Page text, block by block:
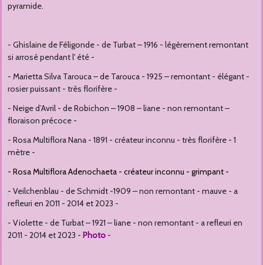
pyramide.
- Ghislaine de Féligonde - de Turbat – 1916 - légèrement remontant
si arrosé pendant l' été -
- Marietta Silva Tarouca – de Tarouca - 1925 – remontant - élégant -
rosier puissant - très florifère -
- Neige d’Avril - de Robichon – 1908 – liane - non remontant –
floraison précoce -
- Rosa Multiflora Nana - 1891 - créateur inconnu - très florifère - 1
mètre -
- Rosa Multiflora Adenochaeta - créateur inconnu - grimpant -
- Veilchenblau - de Schmidt -1909 – non remontant - mauve - a
refleuri en 2011 - 2014 et 2023 -
- Violette - de Turbat – 1921 – liane - non remontant - a refleuri en
2011 - 2014 et 2023 - Photo -